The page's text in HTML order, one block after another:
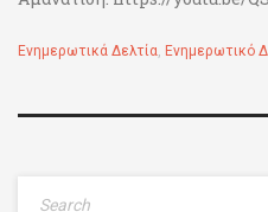
Ενημερωτικά Δελτία, Ενημερωτικό